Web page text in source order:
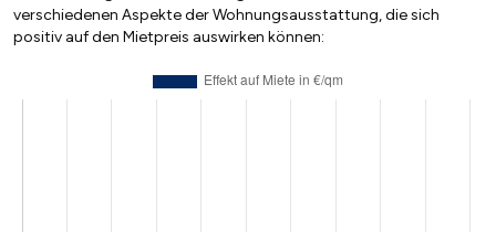
verschiedenen Aspekte der Wohnungsausstattung, die sich
positiv auf den Mietpreis auswirken können: